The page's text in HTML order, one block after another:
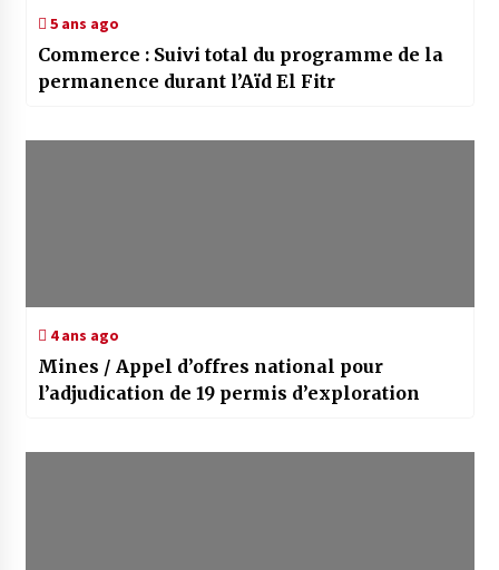
5 ans ago
Commerce : Suivi total du programme de la
permanence durant l’Aïd El Fitr
4 ans ago
Mines / Appel d’offres national pour
l’adjudication de 19 permis d’exploration